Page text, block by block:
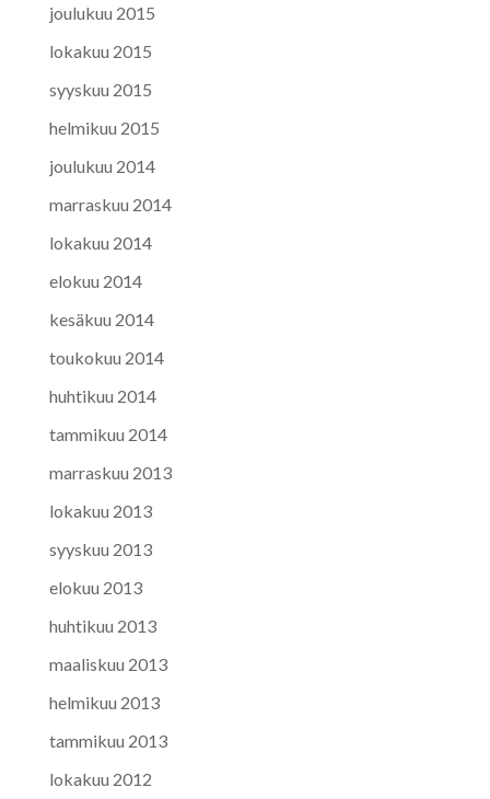
joulukuu 2015
lokakuu 2015
syyskuu 2015
helmikuu 2015
joulukuu 2014
marraskuu 2014
lokakuu 2014
elokuu 2014
kesäkuu 2014
toukokuu 2014
huhtikuu 2014
tammikuu 2014
marraskuu 2013
lokakuu 2013
syyskuu 2013
elokuu 2013
huhtikuu 2013
maaliskuu 2013
helmikuu 2013
tammikuu 2013
lokakuu 2012